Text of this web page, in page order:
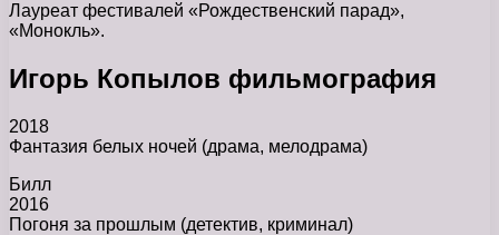
Лауреат фестивалей «Рождественский парад»,
«Монокль».
Игорь Копылов фильмография
2018
Фантазия белых ночей (драма, мелодрама)
Билл
2016
Погоня за прошлым (детектив, криминал)